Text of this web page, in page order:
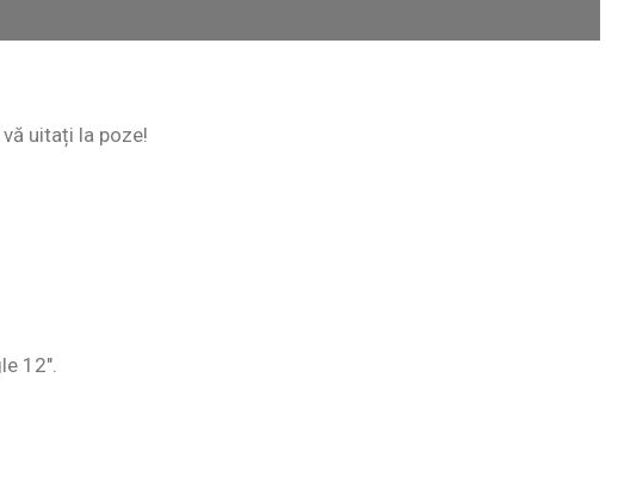
uitați la poze!
12″.